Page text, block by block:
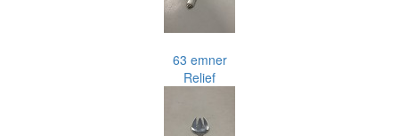
63 emner
Relief